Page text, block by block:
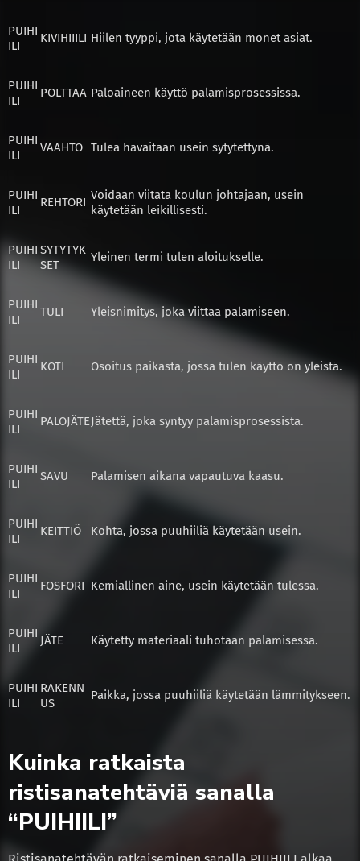
PUIHI
ILI
KIVIHIIILI Hiilen tyyppi, jota käytetään monet asiat.
PUIHI
ILI
POLTTAA Paloaineen käyttö palamisprosessissa.
PUIHI
ILI
VAAHTO Tulea havaitaan usein sytytettynä.
PUIHI
ILI
REHTORI Voidaan viitata koulun johtajaan, usein
käytetään leikillisesti.
PUIHI
ILI
SYTYTYK
SET
Yleinen termi tulen aloitukselle.
PUIHI
ILI
TULI Yleisnimitys, joka viittaa palamiseen.
PUIHI
ILI
KOTI Osoitus paikasta, jossa tulen käyttö on yleistä.
PUIHI
ILI
PALOJÄTEJätettä, joka syntyy palamisprosessista.
PUIHI
ILI
SAVU Palamisen aikana vapautuva kaasu.
PUIHI
ILI
KEITTIÖ Kohta, jossa puuhiiliä käytetään usein.
PUIHI
ILI
FOSFORI Kemiallinen aine, usein käytetään tulessa.
PUIHI
ILI
JÄTE Käytetty materiaali tuhotaan palamisessa.
PUIHI
ILI
RAKENN
US
Paikka, jossa puuhiiliä käytetään lämmitykseen.
Kuinka ratkaista
ristisanatehtäviä sanalla
“PUIHIILI”